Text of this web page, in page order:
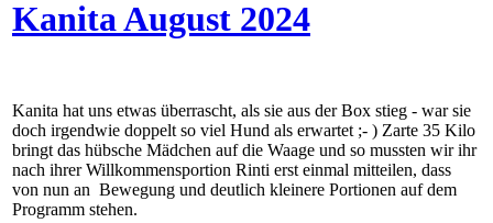
Kanita August 2024
Kanita hat uns etwas überrascht, als sie aus der Box stieg - war sie
doch irgendwie doppelt so viel Hund als erwartet ;- ) Zarte 35 Kilo
bringt das hübsche Mädchen auf die Waage und so mussten wir ihr
nach ihrer Willkommensportion Rinti erst einmal mitteilen, dass
von nun an Bewegung und deutlich kleinere Portionen auf dem
Programm stehen.